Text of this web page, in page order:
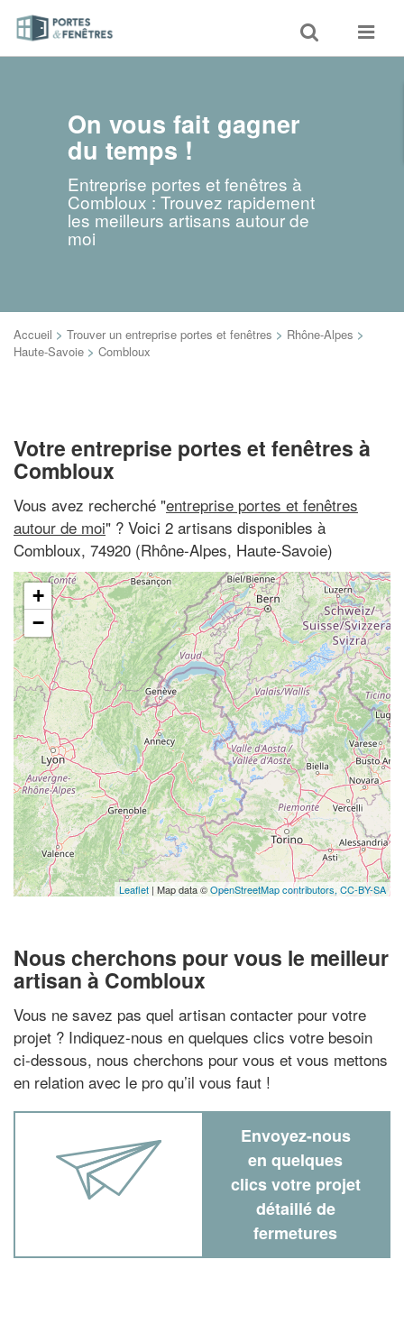
Toggle
search
Toggle
On vous fait gagner
du temps !
Entreprise portes et fenêtres à
Combloux : Trouvez rapidement
les meilleurs artisans autour de
moi
Accueil > Trouver un entreprise portes et fenêtres > Rhône-Alpes >
Haute-Savoie > Combloux
Votre entreprise portes et fenêtres à
Combloux
Vous avez recherché "entreprise portes et fenêtres
autour de moi" ? Voici 2 artisans disponibles à
Combloux, 74920 (Rhône-Alpes, Haute-Savoie)
+
−
Leaflet | Map data ©OpenStreetMap contributors, CC-BY-SA
Nous cherchons pour vous le meilleur
artisan à Combloux
Vous ne savez pas quel artisan contacter pour votre
projet ? Indiquez-nous en quelques clics votre besoin
ci-dessous, nous cherchons pour vous et vous mettons
en relation avec le pro qu’il vous faut !
Envoyez-nous
en quelques
clics votre projet
détaillé de
fermetures